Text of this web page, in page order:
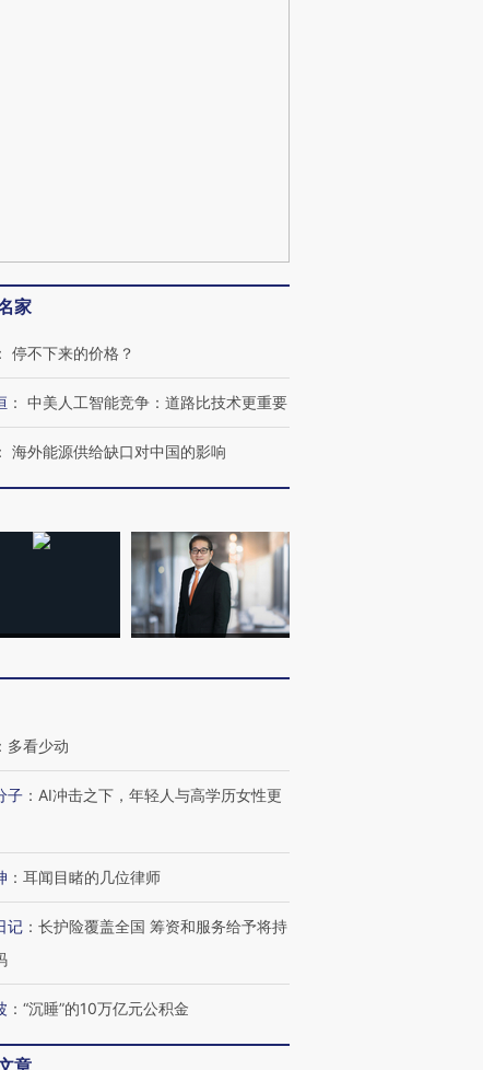
走私7万
视线｜被称为“蟑螂”的印
四届链博
【商旅对话】华住集团
家
： 停不下来的价格？
： 中美人工智能竞争：道路比技术更重要
： 海外能源供给缺口对中国的影响
： 多看少动
子 ： AI冲击之下，年轻人与高学历女性更
： 耳闻目睹的几位律师
记 ： 长护险覆盖全国 筹资和服务给予将持
： “沉睡”的10万亿元公积金
章